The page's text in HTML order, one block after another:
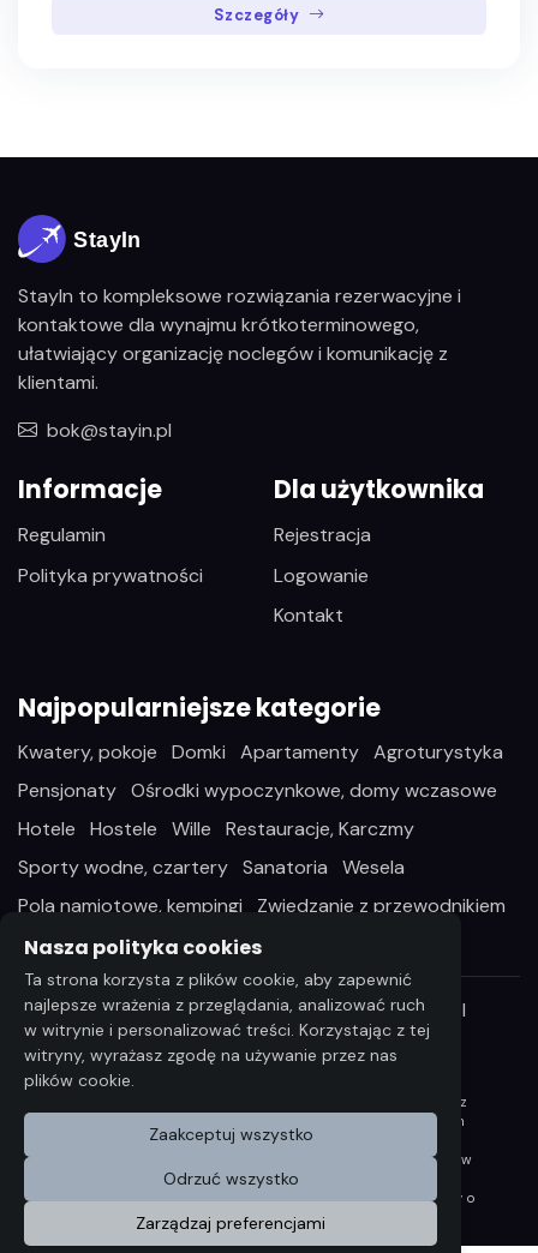
Szczegóły
StayIn to kompleksowe rozwiązania rezerwacyjne i
kontaktowe dla wynajmu krótkoterminowego,
ułatwiający organizację noclegów i komunikację z
klientami.
bok@stayin.pl
Informacje
Regulamin
Polityka prywatności
Dla użytkownika
Rejestracja
Logowanie
Kontakt
Najpopularniejsze kategorie
Kwatery, pokoje Domki Apartamenty Agroturystyka
Pensjonaty Ośrodki wypoczynkowe, domy wczasowe
Hotele
Hostele Wille
Restauracje, Karczmy
Sporty wodne, czartery Sanatoria
Wesela
Pola namiotowe, kempingi
Zwiedzanie z przewodnikiem
Wszelkie prawa zastrzeżone ©2026 StayIn.pl
Wszelkie informacje i dane zawarta na niniejszej stronie
internetowej podlegają ochronie praw autorskich, zgodnie z
ustawą z dnia 4 lutego 1994 r. o Prawie autorskim i prawach
pokrewnych (Dz. U. 2006 Nr 90 poz. 631 z późn. zm.).
Wykorzystywanie danych lub materiałów z niniejszej strony w
jakichkolwiek celu wymaga każdorazowo pisemnej zgody
Compri W razie zapotrzebowania na w/w materiały prosimy o
kontakt na wskazany adres: bok@stayin.pl
Nasza polityka cookies
Ta strona korzysta z plików cookie, aby zapewnić
najlepsze wrażenia z przeglądania, analizować ruch
w witrynie i personalizować treści. Korzystając z tej
witryny, wyrażasz zgodę na używanie przez nas
plików cookie.
Zaakceptuj wszystko
Odrzuć wszystko
Zarządzaj preferencjami